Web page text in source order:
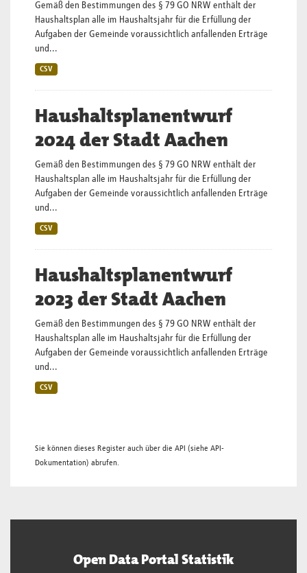
Gemäß den Bestimmungen des § 79 GO NRW enthält der
Haushaltsplan alle im Haushaltsjahr für die Erfüllung der
Aufgaben der Gemeinde voraussichtlich anfallenden Erträge
und...
CSV
Haushaltsplanentwurf
2024 der Stadt Aachen
Gemäß den Bestimmungen des § 79 GO NRW enthält der
Haushaltsplan alle im Haushaltsjahr für die Erfüllung der
Aufgaben der Gemeinde voraussichtlich anfallenden Erträge
und...
CSV
Haushaltsplanentwurf
2023 der Stadt Aachen
Gemäß den Bestimmungen des § 79 GO NRW enthält der
Haushaltsplan alle im Haushaltsjahr für die Erfüllung der
Aufgaben der Gemeinde voraussichtlich anfallenden Erträge
und...
CSV
Sie können dieses Register auch über die API (siehe API-
Dokumentation) abrufen.
Open Data Portal Statistik